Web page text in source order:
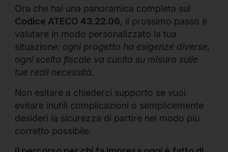
Ora che hai una panoramica completa sul
Codice ATECO 43.22.06, il prossimo passo è
valutare in modo personalizzato la tua
situazione: ogni progetto ha esigenze diverse,
ogni scelta fiscale va cucita su misura sulle
tue reali necessità.
Non esitare a chiederci supporto se vuoi
evitare inutili complicazioni o semplicemente
desideri la sicurezza di partire nel modo più
corretto possibile.